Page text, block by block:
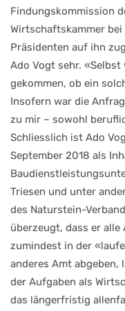
Findungskommission
Wirtschaftskammer bei
Präsidenten auf ihn
Ado Vogt sehr. «Selbst
gekommen, ob ein
Insofern war die
zu mir – sowohl
Schliesslich ist Ado
September 2018 als
Triesen und unter
des Naturstein-
überzeugt, dass er
zumindest in der
anderes Amt
der Aufgaben als
das längerfristig